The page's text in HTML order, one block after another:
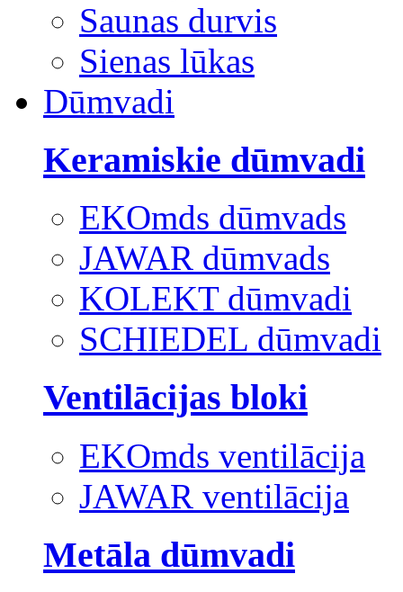
Saunas durvis
Sienas lūkas
Dūmvadi
Keramiskie dūmvadi
EKOmds dūmvads
JAWAR dūmvads
KOLEKT dūmvadi
SCHIEDEL dūmvadi
Ventilācijas bloki
EKOmds ventilācija
JAWAR ventilācija
Metāla dūmvadi